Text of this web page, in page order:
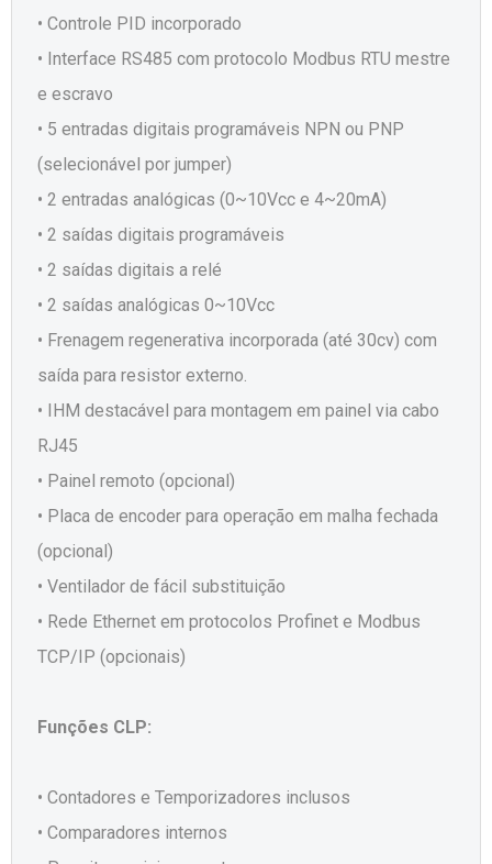
• Controle PID incorporado
• Interface RS485 com protocolo Modbus RTU mestre
e escravo
• 5 entradas digitais programáveis NPN ou PNP
(selecionável por jumper)
• 2 entradas analógicas (0~10Vcc e 4~20mA)
• 2 saídas digitais programáveis
• 2 saídas digitais a relé
• 2 saídas analógicas 0~10Vcc
• Frenagem regenerativa incorporada (até 30cv) com
saída para resistor externo.
• IHM destacável para montagem em painel via cabo
RJ45
• Painel remoto (opcional)
• Placa de encoder para operação em malha fechada
(opcional)
• Ventilador de fácil substituição
• Rede Ethernet em protocolos Profinet e Modbus
TCP/IP (opcionais)
Funções CLP:
• Contadores e Temporizadores inclusos
• Comparadores internos